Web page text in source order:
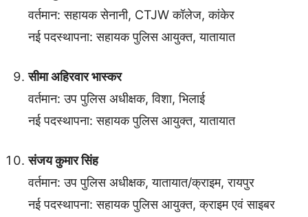
वर्तमान: सहायक सेनानी, CTJW कॉलेज, कांकेर
नई पदस्थापना: सहायक पुलिस आयुक्त, यातायात
सीमा अहिरवार भास्कर
वर्तमान: उप पुलिस अधीक्षक, विशा, भिलाई
नई पदस्थापना: सहायक पुलिस आयुक्त, यातायात
संजय कुमार सिंह
वर्तमान: उप पुलिस अधीक्षक, यातायात/क्राइम, रायपुर
नई पदस्थापना: सहायक पुलिस आयुक्त, क्राइम एवं साइबर